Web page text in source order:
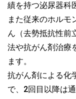
績を持つ泌尿器科
また従来のホルモ
ん（去勢抵抗性前
法や抗がん剤治療
ます。
抗がん剤による化
で、2回目以降は